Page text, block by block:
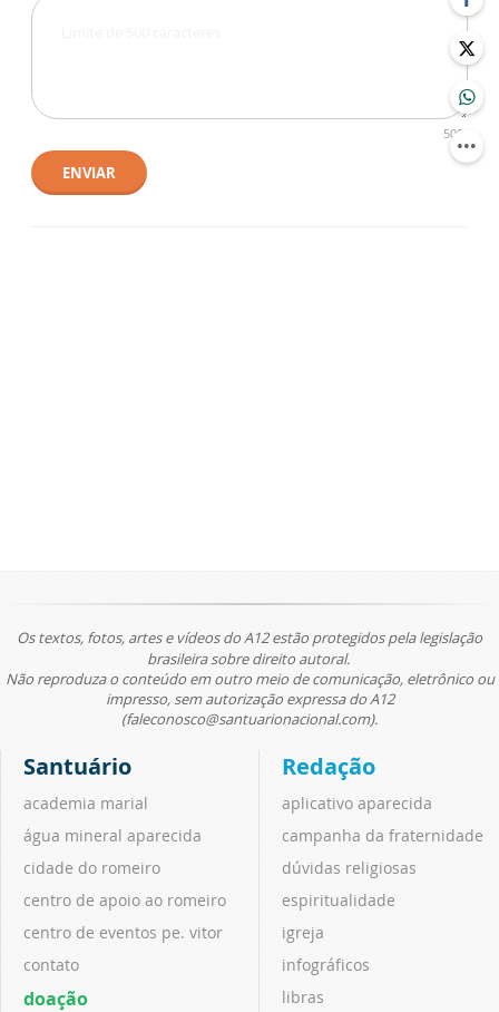
500
ENVIAR
Os textos, fotos, artes e vídeos do A12 estão protegidos pela legislação
brasileira sobre direito autoral.
Não reproduza o conteúdo em outro meio de comunicação, eletrônico ou
impresso, sem autorização expressa do A12
(faleconosco@santuarionacional.com).
Santuário
academia marial
água mineral aparecida
cidade do romeiro
centro de apoio ao romeiro
centro de eventos pe. vitor
contato
doação
Redação
aplicativo aparecida
campanha da fraternidade
dúvidas religiosas
espiritualidade
igreja
infográficos
libras